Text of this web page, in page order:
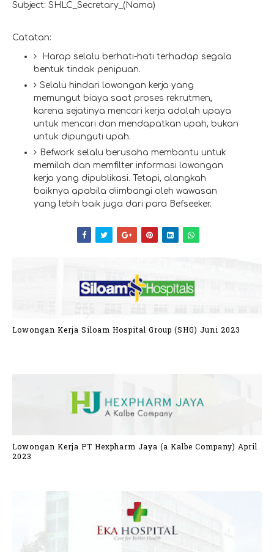
Subject: SHLC_Secretary_(Nama)
Catatan:
Harap selalu berhati-hati terhadap segala
bentuk tindak penipuan.
Selalu hindari lowongan kerja yang
memungut biaya saat proses rekrutmen,
karena sejatinya mencari kerja adalah upaya
untuk mencari dan mendapatkan upah, bukan
untuk dipunguti upah.
Befwork selalu berusaha membantu untuk
memilah dan memfilter informasi lowongan
kerja yang dipublikasi. Tetapi, alangkah
baiknya apabila diimbangi oleh wawasan
yang lebih baik juga dari para Befseeker.
Lowongan Kerja Siloam Hospital Group (SHG) Juni 2023
Lowongan Kerja PT Hexpharm Jaya (a Kalbe Company) April
2023